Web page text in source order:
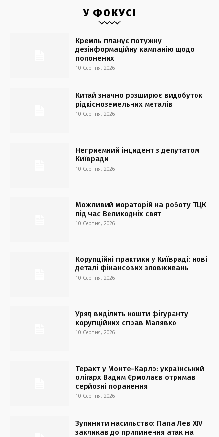
У ФОКУСІ
Кремль планує потужну
дезінформаційну кампанію щодо
полонених
10 Серпня, 2026
Китай значно розширює видобуток
рідкісноземельних металів
10 Серпня, 2026
Неприємний інцидент з депутатом
Київради
10 Серпня, 2026
Можливий мораторій на роботу ТЦК
під час Великодніх свят
10 Серпня, 2026
Корупційні практики у Київраді: нові
деталі фінансових зловживань
10 Серпня, 2026
Уряд виділить кошти фігуранту
корупційних справ Малявко
10 Серпня, 2026
Теракт у Монте-Карло: український
олігарх Вадим Єрмолаєв отримав
серйозні поранення
10 Серпня, 2026
Зупинити насильство: Папа Лев XIV
закликав до припинення атак на